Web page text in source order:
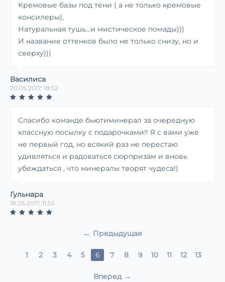
Кремовые базы под тени ( а не только кремовые
консилеры),
Натуральная тушь...и мистическое помады)))
И название оттенков было не только снизу, но и
сверху)))
Василиса
20.05.2017, 18:52
Спасибо команде бьютиминерал за очередную
классную посылку с подарочками!! Я с вами уже
не первый год, но всякий раз не перестаю
удивляться и радоваться сюрпризам и вновь
убеждаться , что минералы творят чудеса!)
Гульнара
18.05.2017, 11:55
Предыдущая
1 2 3 4 5 6 7 8 9 10 11 12 13
Вперед